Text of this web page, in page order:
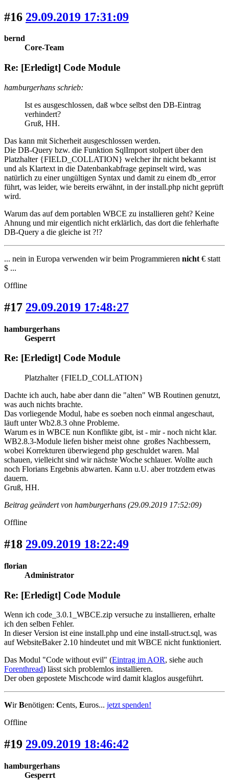
#16 29.09.2019 17:31:09
bernd
Core-Team
Re: [Erledigt] Code Module
hamburgerhans schrieb:
Ist es ausgeschlossen, daß wbce selbst den DB-Eintrag
verhindert?
Gruß, HH.
Das kann mit Sicherheit ausgeschlossen werden.
Die DB-Query bzw. die Funktion SqlImport stolpert über den
Platzhalter {FIELD_COLLATION} welcher ihr nicht bekannt ist
und als Klartext in die Datenbankabfrage gepinselt wird, was
natürlich zu einer ungültigen Syntax und damit zu einem db_error
führt, was leider, wie bereits erwähnt, in der install.php nicht geprüft
wird.
Warum das auf dem portablen WBCE zu installieren geht? Keine
Ahnung und mir eigentlich nicht erklärlich, das dort die fehlerhafte
DB-Query a die gleiche ist ?!?
... nein in Europa verwenden wir beim Programmieren nicht € statt
$ ...
Offline
#17 29.09.2019 17:48:27
hamburgerhans
Gesperrt
Re: [Erledigt] Code Module
Platzhalter {FIELD_COLLATION}
Dachte ich auch, habe aber dann die "alten" WB Routinen genutzt,
was auch nichts brachte.
Das vorliegende Modul, habe es soeben noch einmal angeschaut,
läuft unter Wb2.8.3 ohne Probleme.
Warum es in WBCE nun Konflikte gibt, ist - mir - noch nicht klar.
WB2.8.3-Module liefen bisher meist ohne großes Nachbessern,
wobei Korrekturen überwiegend php geschuldet waren. Mal
schauen, vielleicht sind wir nächste Woche schlauer. Wollte auch
noch Florians Ergebnis abwarten. Kann u.U. aber trotzdem etwas
dauern.
Gruß, HH.
Beitrag geändert von hamburgerhans (29.09.2019 17:52:09)
Offline
#18 29.09.2019 18:22:49
florian
Administrator
Re: [Erledigt] Code Module
Wenn ich code_3.0.1_WBCE.zip versuche zu installieren, erhalte
ich den selben Fehler.
In dieser Version ist eine install.php und eine install-struct.sql, was
auf WebsiteBaker 2.10 hindeutet und mit WBCE nicht funktioniert.
Das Modul "Code without evil" (Eintrag im AOR, siehe auch
Forenthread) lässt sich problemlos installieren.
Der oben gepostete Mischcode wird damit klaglos ausgeführt.
WirBenötigen: Cents, Euros... jetzt spenden!
Offline
#19 29.09.2019 18:46:42
hamburgerhans
Gesperrt